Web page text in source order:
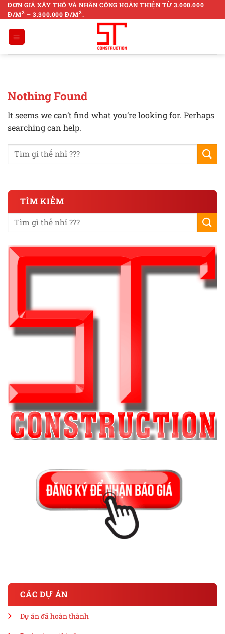
Skip
to
content
ĐƠN GIÁ XÂY THÔ VÀ NHÂN CÔNG HOÀN THIỆN TỪ 3.000.000
Đ/M2 – 3.300.000 Đ/M2.
Nothing Found
It seems we can’t find what you’re looking for. Perhaps
searching can help.
TÌM KIẾM
CÁC DỰ ÁN
Dự án đã hoàn thành